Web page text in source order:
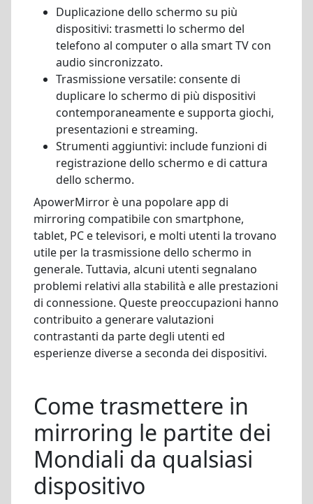
Duplicazione dello schermo su più
dispositivi: trasmetti lo schermo del
telefono al computer o alla smart TV con
audio sincronizzato.
Trasmissione versatile: consente di
duplicare lo schermo di più dispositivi
contemporaneamente e supporta giochi,
presentazioni e streaming.
Strumenti aggiuntivi: include funzioni di
registrazione dello schermo e di cattura
dello schermo.
ApowerMirror è una popolare app di
mirroring compatibile con smartphone,
tablet, PC e televisori, e molti utenti la trovano
utile per la trasmissione dello schermo in
generale. Tuttavia, alcuni utenti segnalano
problemi relativi alla stabilità e alle prestazioni
di connessione. Queste preoccupazioni hanno
contribuito a generare valutazioni
contrastanti da parte degli utenti ed
esperienze diverse a seconda dei dispositivi.
Come trasmettere in
mirroring le partite dei
Mondiali da qualsiasi
dispositivo